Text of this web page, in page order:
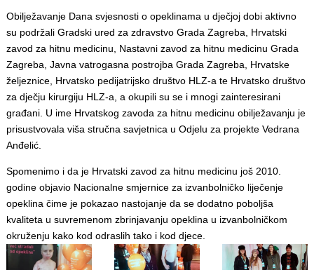
Obilježavanje Dana svjesnosti o opeklinama u dječjoj dobi aktivno
su podržali Gradski ured za zdravstvo Grada Zagreba, Hrvatski
zavod za hitnu medicinu, Nastavni zavod za hitnu medicinu Grada
Zagreba, Javna vatrogasna postrojba Grada Zagreba, Hrvatske
željeznice, Hrvatsko pedijatrijsko društvo HLZ-a te Hrvatsko društvo
za dječju kirurgiju HLZ-a, a okupili su se i mnogi zainteresirani
građani. U ime Hrvatskog zavoda za hitnu medicinu obilježavanju je
prisustvovala viša stručna savjetnica u Odjelu za projekte Vedrana
Anđelić.
Spomenimo i da je Hrvatski zavod za hitnu medicinu još 2010.
godine objavio Nacionalne smjernice za izvanbolničko liječenje
opeklina čime je pokazao nastojanje da se dodatno poboljša
kvaliteta u suvremenom zbrinjavanju opeklina u izvanbolničkom
okruženju kako kod odraslih tako i kod djece.